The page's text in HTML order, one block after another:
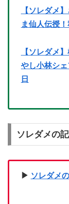
【ソレダメ
ま仙人伝授
【ソレダメ
やし小林シ
日
ソレダメの
▶ ソレダメ